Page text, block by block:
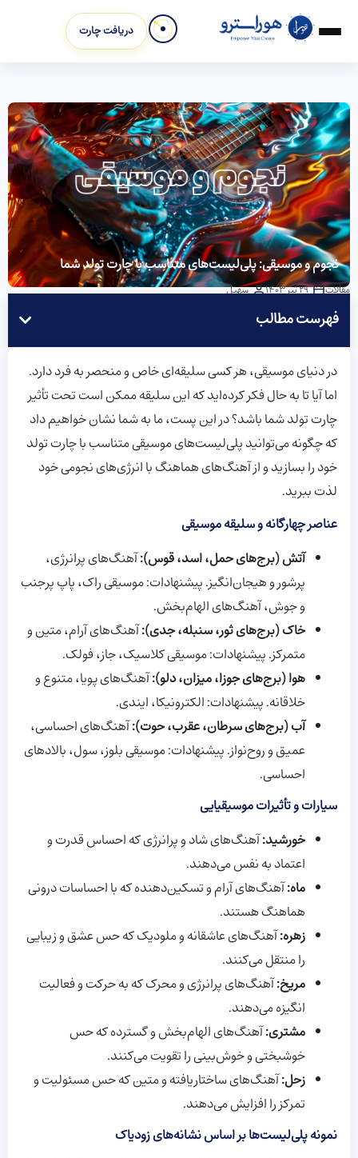
دریافت چارت
نجوم و موسیقی: پلی‌لیست‌های متناسب با چارت تولد شما
مقالات 29 تیر 1403 سهیل
فهرست مطالب
در دنیای موسیقی، هر کسی سلیقه‌ای خاص و منحصر به فرد دارد.
اما آیا تا به حال فکر کرده‌اید که این سلیقه ممکن است تحت تأثیر
چارت تولد شما باشد؟ در این پست، ما به شما نشان خواهیم داد
که چگونه می‌توانید پلی‌لیست‌های موسیقی متناسب با چارت تولد
خود را بسازید و از آهنگ‌های هماهنگ با انرژی‌های نجومی خود
لذت ببرید.
عناصر چهارگانه و سلیقه موسیقی
آتش (برج‌های حمل، اسد، قوس):آهنگ‌های پرانرژی،
پرشور و هیجان‌انگیز. پیشنهادات: موسیقی راک، پاپ پرجنب
و جوش، آهنگ‌های الهام‌بخش.
خاک (برج‌های ثور، سنبله، جدی):آهنگ‌های آرام، متین و
متمرکز. پیشنهادات: موسیقی کلاسیک، جاز، فولک.
هوا (برج‌های جوزا، میزان، دلو):آهنگ‌های پویا، متنوع و
خلاقانه. پیشنهادات: الکترونیکا، ایندی.
آب (برج‌های سرطان، عقرب، حوت):آهنگ‌های احساسی،
عمیق و روح‌نواز. پیشنهادات: موسیقی بلوز، سول، بالادهای
احساسی.
سیارات و تأثیرات موسیقیایی
خورشید:آهنگ‌های شاد و پرانرژی که احساس قدرت و
اعتماد به نفس می‌دهند.
ماه:آهنگ‌های آرام و تسکین‌دهنده که با احساسات درونی
هماهنگ هستند.
زهره:آهنگ‌های عاشقانه و ملودیک که حس عشق و زیبایی
را منتقل می‌کنند.
مریخ:آهنگ‌های پرانرژی و محرک که به حرکت و فعالیت
انگیزه می‌دهند.
مشتری:آهنگ‌های الهام‌بخش و گسترده که حس
خوشبختی و خوش‌بینی را تقویت می‌کنند.
زحل:آهنگ‌های ساختاریافته و متین که حس مسئولیت و
تمرکز را افزایش می‌دهند.
نمونه پلی‌لیست‌ها بر اساس نشانه‌های زودیاک